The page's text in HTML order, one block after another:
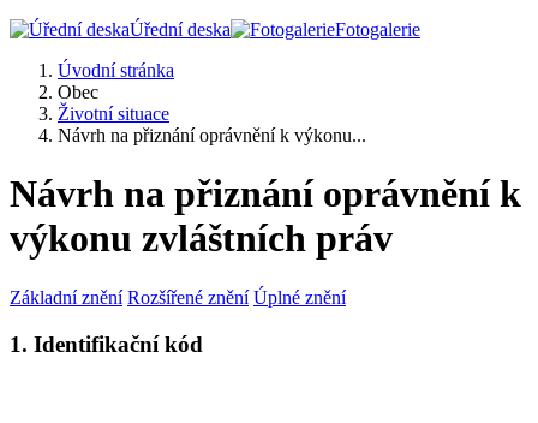
Úřední deska
Fotogalerie
Úvodní stránka
Obec
Životní situace
Návrh na přiznání oprávnění k výkonu...
Návrh na přiznání oprávnění k
výkonu zvláštních práv
Základní znění Rozšířené znění Úplné znění
1. Identifikační kód